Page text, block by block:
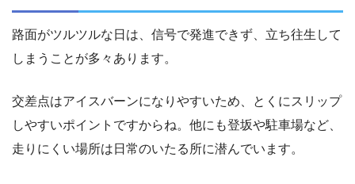
路面がツルツルな日は、信号で発進できず、立ち往生して
しまうことが多々あります。
交差点はアイスバーンになりやすいため、とくにスリップ
しやすいポイントですからね。他にも登坂や駐車場など、
走りにくい場所は日常のいたる所に潜んでいます。